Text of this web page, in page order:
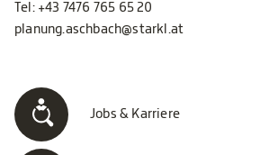
Tel: +43 7476 765 65 20
planung.aschbach@starkl.at
Jobs & Karriere